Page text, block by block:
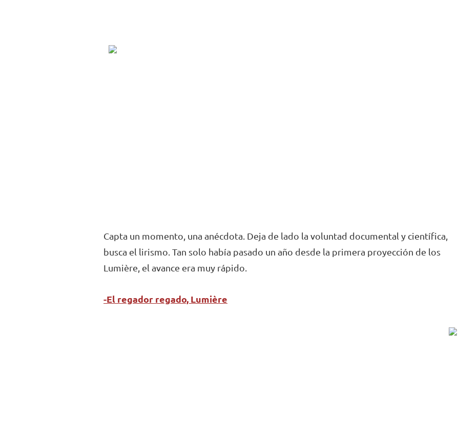
Capta un momento, una anécdota. Deja de lado la voluntad documental y científica,
busca el lirismo. Tan solo había pasado un año desde la primera proyección de los
Lumière, el avance era muy rápido.
-El regador regado, Lumière